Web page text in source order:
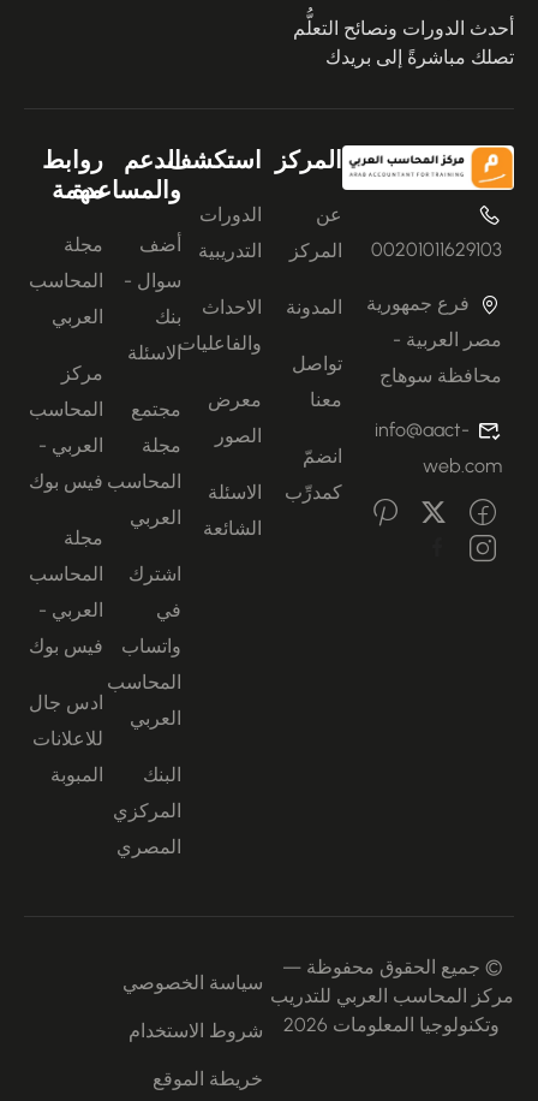
أحدث الدورات ونصائح التعلُّم
تصلك مباشرةً إلى بريدك
00201011629103
فرع جمهورية
مصر العربية -
محافظة سوهاج
info@aact-
web.com
المركز
عن
المركز
المدونة
تواصل
معنا
انضمّ
كمدرِّب
استكشف
الدورات
التدريبية
الاحداث
والفاعليات
معرض
الصور
الاسئلة
الشائعة
الدعم
والمساعدة
أضف
سوال -
بنك
الاسئلة
مجتمع
مجلة
المحاسب
العربي
اشترك
في
واتساب
المحاسب
العربي
البنك
المركزي
المصري
روابط
مهمة
مجلة
المحاسب
العربي
مركز
المحاسب
العربي -
فيس بوك
مجلة
المحاسب
العربي -
فيس بوك
ادس جال
للاعلانات
المبوبة
© جميع الحقوق محفوظة —
مركز المحاسب العربي للتدريب
وتكنولوجيا المعلومات 2026
سياسة الخصوصي
شروط الاستخدام
خريطة الموقع